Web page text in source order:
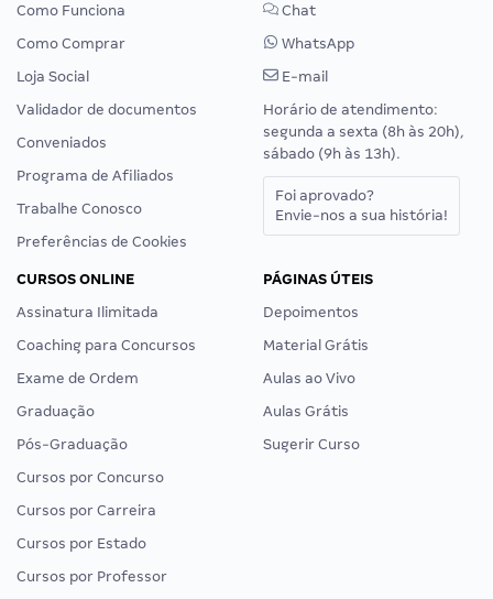
Como Funciona
Como Comprar
Loja Social
Validador de documentos
Conveniados
Programa de Afiliados
Trabalhe Conosco
Preferências de Cookies
Chat
WhatsApp
E-mail
Horário de atendimento:
segunda a sexta (8h às 20h),
sábado (9h às 13h).
Foi aprovado?
Envie-nos a sua história!
CURSOS ONLINE
Assinatura Ilimitada
Coaching para Concursos
Exame de Ordem
Graduação
Pós-Graduação
Cursos por Concurso
Cursos por Carreira
Cursos por Estado
Cursos por Professor
PÁGINAS ÚTEIS
Depoimentos
Material Grátis
Aulas ao Vivo
Aulas Grátis
Sugerir Curso